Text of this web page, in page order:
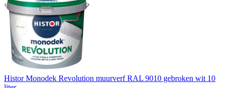
Histor Monodek Revolution muurverf RAL 9010 gebroken wit 10